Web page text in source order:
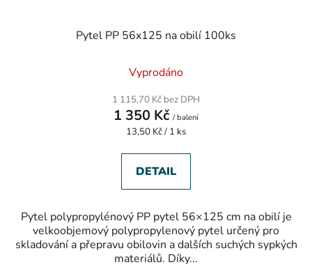
Pytel PP 56x125 na obilí 100ks
hodnocení
je
5,0
z
hvězdiček.
Vyprodáno
1 115,70 Kč bez DPH
1 350 Kč / balení
Měrná
13,50 Kč / 1 ks
DETAIL
Pytel polypropylénový PP pytel 56×125 cm na obilí je
velkoobjemový polypropylenový pytel určený pro
skladování a přepravu obilovin a dalších suchých sypkých
materiálů. Díky...